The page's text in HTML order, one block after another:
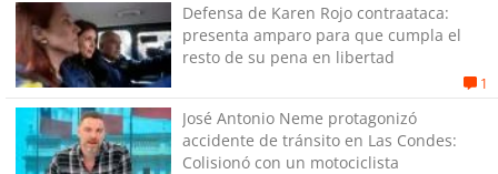
Defensa de Karen Rojo contraataca:
presenta amparo para que cumpla el
resto de su pena en libertad
1
José Antonio Neme protagonizó
accidente de tránsito en Las Condes:
Colisionó con un motociclista